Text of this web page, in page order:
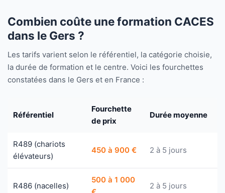
Combien coûte une formation CACES
dans le Gers ?
Les tarifs varient selon le référentiel, la catégorie choisie,
la durée de formation et le centre. Voici les fourchettes
constatées dans le Gers et en France :
Référentiel
Fourchette
de prix
Durée moyenne
R489 (chariots
élévateurs)
450 à 900 € 2 à 5 jours
R486 (nacelles)
500 à 1 000
2 à 5 jours